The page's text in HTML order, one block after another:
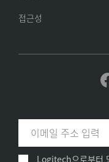
접근성
Logitech으로부터